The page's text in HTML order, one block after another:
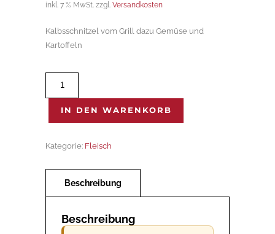
inkl. 7 % MwSt. zzgl. Versandkosten
Kalbsschnitzel vom Grill dazu Gemüse und
Kartoffeln
griglia
Menge
IN DEN WARENKORB
Kategorie: Fleisch
Beschreibung